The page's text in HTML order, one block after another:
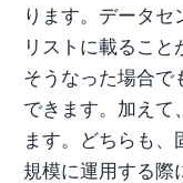
ります。データセ
リストに載るこ
そうなった場合で
できます。加えて
ます。どちらも、
規模に運用する際